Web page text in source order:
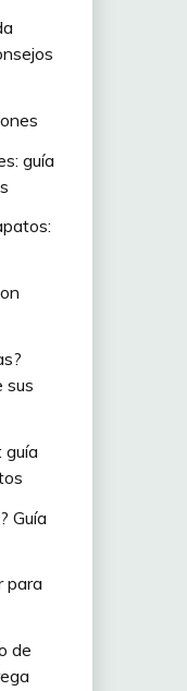
guía
sus
guía
Guía
para
de